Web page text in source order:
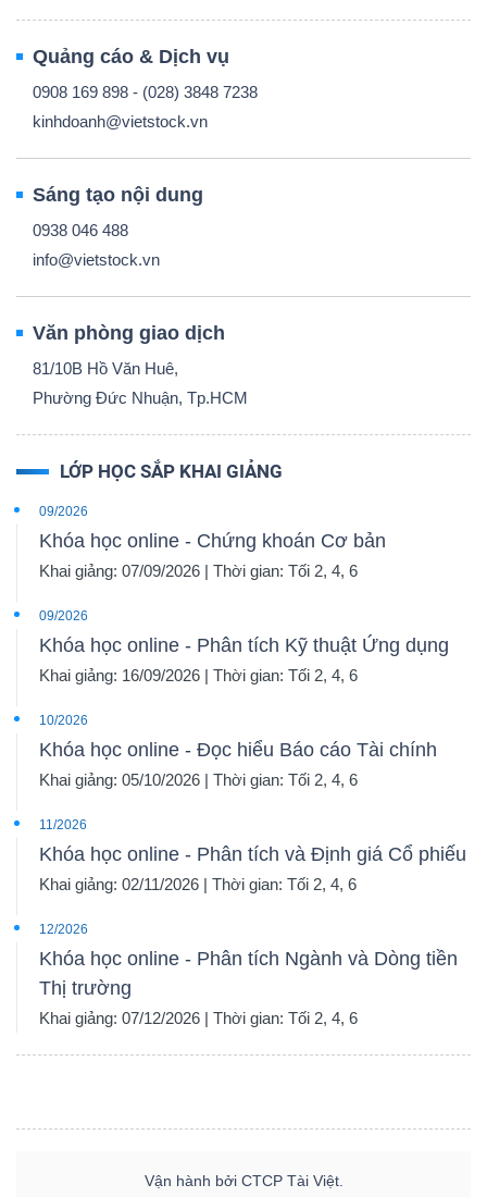
Quảng cáo & Dịch vụ
0908 169 898 - (028) 3848 7238
kinhdoanh@vietstock.vn
Sáng tạo nội dung
0938 046 488
info@vietstock.vn
Văn phòng giao dịch
81/10B Hồ Văn Huê,
Phường Đức Nhuận, Tp.HCM
LỚP HỌC SẮP KHAI GIẢNG
09/2026
Khóa học online - Chứng khoán Cơ bản
Khai giảng: 07/09/2026 | Thời gian: Tối 2, 4, 6
09/2026
Khóa học online - Phân tích Kỹ thuật Ứng dụng
Khai giảng: 16/09/2026 | Thời gian: Tối 2, 4, 6
10/2026
Khóa học online - Đọc hiểu Báo cáo Tài chính
Khai giảng: 05/10/2026 | Thời gian: Tối 2, 4, 6
11/2026
Khóa học online - Phân tích và Định giá Cổ phiếu
Khai giảng: 02/11/2026 | Thời gian: Tối 2, 4, 6
12/2026
Khóa học online - Phân tích Ngành và Dòng tiền
Thị trường
Khai giảng: 07/12/2026 | Thời gian: Tối 2, 4, 6
Vận hành bởi CTCP Tài Việt.